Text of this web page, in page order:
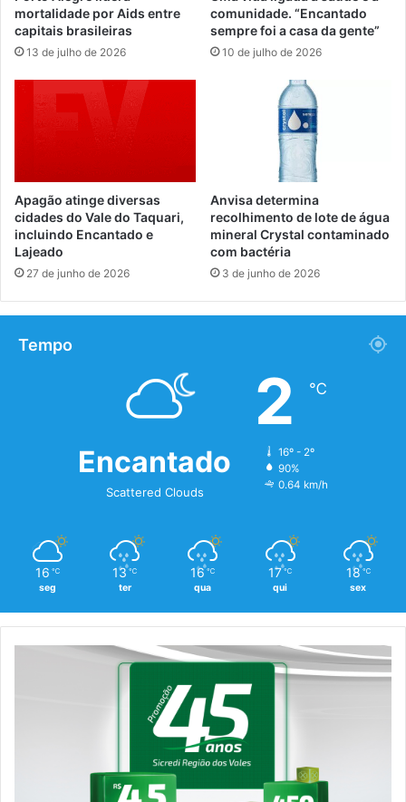
mortalidade por Aids entre
capitais brasileiras
13 de julho de 2026
comunidade. “Encantado
sempre foi a casa da gente”
10 de julho de 2026
Apagão atinge diversas
cidades do Vale do Taquari,
incluindo Encantado e
Lajeado
27 de junho de 2026
Anvisa determina
recolhimento de lote de água
mineral Crystal contaminado
com bactéria
3 de junho de 2026
Tempo
Encantado
Scattered Clouds
2 ℃
16º - 2º
90%
0.64 km/h
16 ℃
seg
13 ℃
ter
16 ℃
qua
17 ℃
qui
18 ℃
sex